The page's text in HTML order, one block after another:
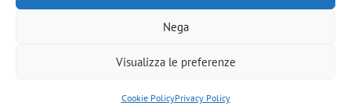
Nega
Visualizza le preferenze
Cookie PolicyPrivacy Policy